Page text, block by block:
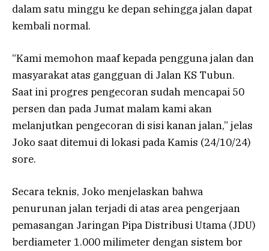
dalam satu minggu ke depan sehingga jalan dapat
kembali normal.
“Kami memohon maaf kepada pengguna jalan dan
masyarakat atas gangguan di Jalan KS Tubun.
Saat ini progres pengecoran sudah mencapai 50
persen dan pada Jumat malam kami akan
melanjutkan pengecoran di sisi kanan jalan,” jelas
Joko saat ditemui di lokasi pada Kamis (24/10/24)
sore.
Secara teknis, Joko menjelaskan bahwa
penurunan jalan terjadi di atas area pengerjaan
pemasangan Jaringan Pipa Distribusi Utama (JDU)
berdiameter 1.000 milimeter dengan sistem bor